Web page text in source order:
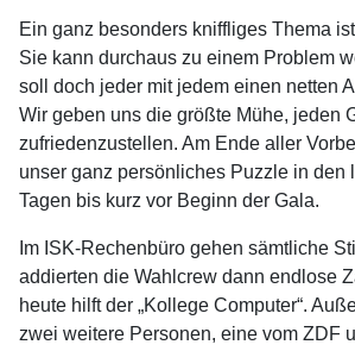
Ein ganz besonders kniffliges Thema
Sie kann durchaus zu einem Problem
soll doch jeder mit jedem einen netten
Wir geben uns die größte Mühe, jeden
zufriedenzustellen. Am Ende aller
unser ganz persönliches Puzzle in den
Tagen bis kurz vor Beginn der Gala.
Im ISK-Rechenbüro gehen sämtliche
addierten die Wahlcrew dann endlose
heute hilft der „Kollege Computer“.
zwei weitere Personen, eine vom ZDF